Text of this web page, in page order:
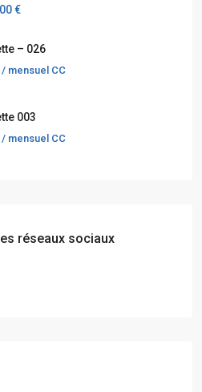
€
– 026
/ mensuel CC
003
/ mensuel CC
réseaux sociaux